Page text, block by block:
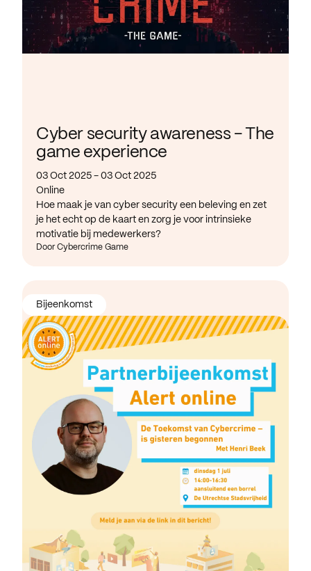
Cyber security awareness - The
game experience
03 Oct 2025 - 03 Oct 2025
Online
Hoe maak je van cyber security een beleving en zet
je het echt op de kaart en zorg je voor intrinsieke
motivatie bij medewerkers?
Door Cybercrime Game
Bijeenkomst